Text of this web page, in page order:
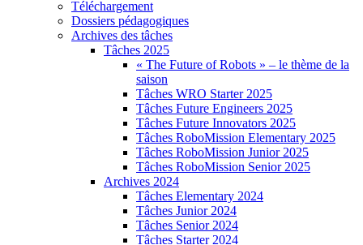
Téléchargement
Dossiers pédagogiques
Archives des tâches
Tâches 2025
« The Future of Robots » – le thème de la
saison
Tâches WRO Starter 2025
Tâches Future Engineers 2025
Tâches Future Innovators 2025
Tâches RoboMission Elementary 2025
Tâches RoboMission Junior 2025
Tâches RoboMission Senior 2025
Archives 2024
Tâches Elementary 2024
Tâches Junior 2024
Tâches Senior 2024
Tâches Starter 2024